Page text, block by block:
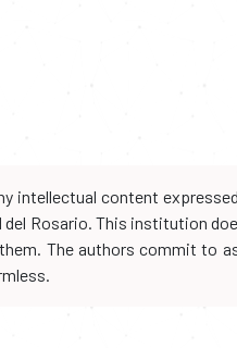
intellectual content
del Rosario. This institution
The authors commit to